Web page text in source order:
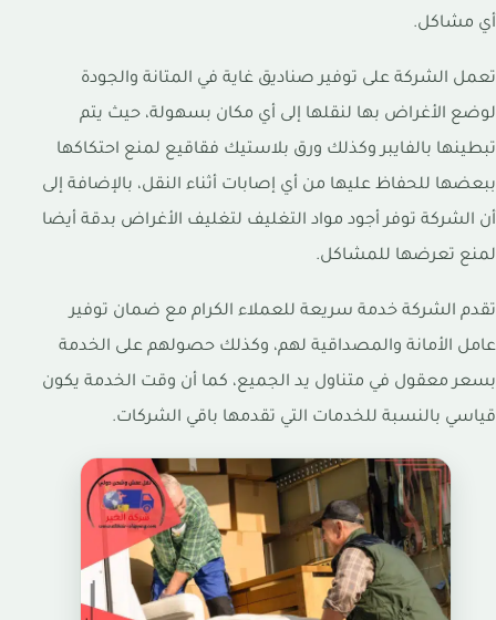
أي مشاكل.
تعمل الشركة على توفير صناديق غاية في المتانة والجودة
لوضع الأغراض بها لنقلها إلى أي مكان بسهولة، حيث يتم
تبطينها بالفايبر وكذلك ورق بلاستيك فقاقيع لمنع احتكاكها
ببعضها للحفاظ عليها من أي إصابات أثناء النقل، بالإضافة إلى
أن الشركة توفر أجود مواد التغليف لتغليف الأغراض بدقة أيضا
لمنع تعرضها للمشاكل.
تقدم الشركة خدمة سريعة للعملاء الكرام مع ضمان توفير
عامل الأمانة والمصداقية لهم، وكذلك حصولهم على الخدمة
بسعر معقول في متناول يد الجميع، كما أن وقت الخدمة يكون
قياسي بالنسبة للخدمات التي تقدمها باقي الشركات.